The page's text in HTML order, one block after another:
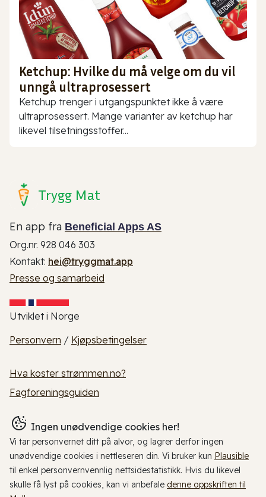
Ketchup: Hvilke du må velge om du vil
unngå ultraprosessert
Ketchup trenger i utgangspunktet ikke å være
ultraprosessert. Mange varianter av ketchup har
likevel tilsetningsstoffer...
Trygg Mat
En app fra Beneficial Apps AS
Org.nr. 928 046 303
Kontakt: hei@tryggmat.app
Presse og samarbeid
Utviklet i Norge
Personvern / Kjøpsbetingelser
Hva koster strømmen.no?
Fagforeningsguiden
Ingen unødvendige cookies her!
Vi tar personvernet ditt på alvor, og lagrer derfor ingen
unødvendige cookies i nettleseren din. Vi bruker kun Plausible
til enkel personvernvennlig nettsidestatistikk. Hvis du likevel
skulle få lyst på cookies, kan vi anbefale denne oppskriften til